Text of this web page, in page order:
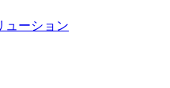
ューション